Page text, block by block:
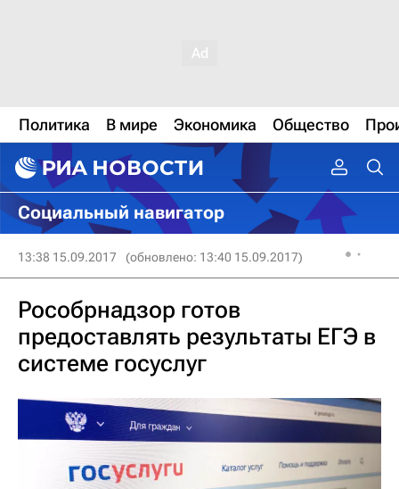
Политика В мире Экономика Общество
Социальный навигатор
13:38 15.09.2017 (обновлено: 13:40 15.09.2017)
Рособрнадзор готов
предоставлять результаты ЕГЭ в
системе госуслуг